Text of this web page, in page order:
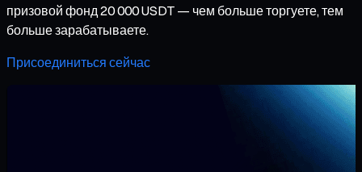
призовой фонд 20 000 USDT — чем больше торгуете, тем
больше зарабатываете.
Присоединиться сейчас